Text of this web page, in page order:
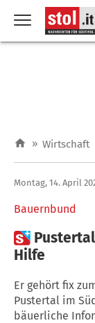
» Wirtschaft
Bauernbund
Montag, 14. April

Hilfe
Er gehört fix
Pustertal im
bäuerliche